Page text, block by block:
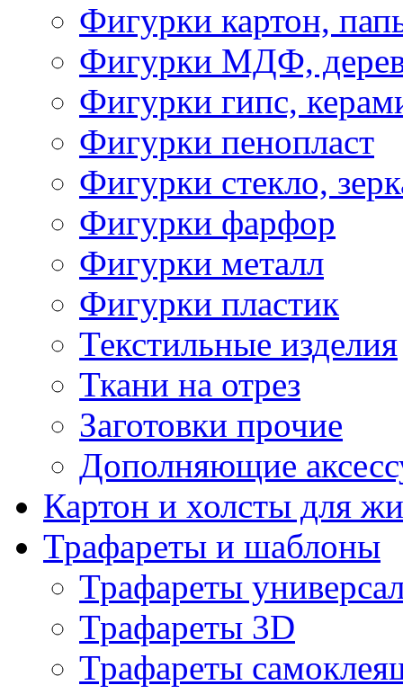
Фигурки картон,
Фигурки МДФ,
Фигурки гипс,
Фигурки пенопласт
Фигурки стекло,
Фигурки фарфор
Фигурки металл
Фигурки пластик
Текстильные изделия
Ткани на отрез
Заготовки прочие
Дополняющие
Картон и холсты для
Трафареты и шаблоны
Трафареты
Трафареты 3D
Трафареты